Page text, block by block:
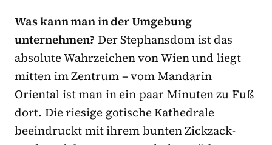
Was kann man in der Umgebung
unternehmen? Der Stephansdom ist das
absolute Wahrzeichen von Wien und liegt
mitten im Zentrum – vom Mandarin
Oriental ist man in ein paar Minuten zu Fuß
dort. Die riesige gotische Kathedrale
beeindruckt mit ihrem bunten Zickzack-